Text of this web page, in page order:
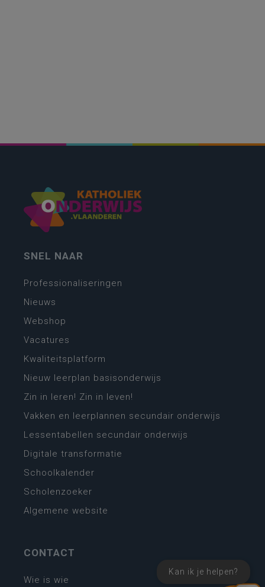
Kan ik je helpen?
SNEL NAAR
Professionaliseringen
Nieuws
Webshop
Vacatures
Kwaliteitsplatform
Nieuw leerplan basisonderwijs
Zin in leren! Zin in leven!
Vakken en leerplannen secundair onderwijs
Lessentabellen secundair onderwijs
Digitale transformatie
Schoolkalender
Scholenzoeker
Algemene website
CONTACT
Wie is wie